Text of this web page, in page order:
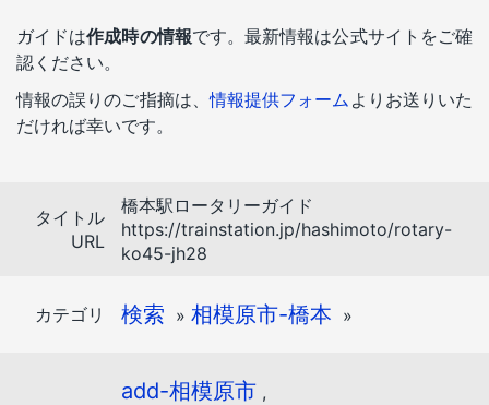
ガイドは作成時の情報です。最新情報は公式サイトをご確
認ください。
情報の誤りのご指摘は、情報提供フォーム よりお送りいた
だければ幸いです。
タイトル
URL
橋本駅ロータリーガイド
https://trainstation.jp/hashimoto/rotary-
ko45-jh28
カテゴリ 検索 » 相模原市-橋本 »
add-相模原市 ,